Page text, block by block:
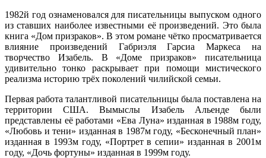
1982й год ознаменовался для писательницы выпуском одного
из ставших наиболее известными её произведений. Это была
книга «Дом призраков». В этом романе чётко просматривается
влияние произведений Габриэля Гарсиа Маркеса на
творчество Изабель. В «Доме призраков» писательница
удивительно тонко раскрывает при помощи мистического
реализма историю трёх поколений чилийской семьи.
Первая работа талантливой писательницы была поставлена на
территории США. Вымыслы Изабель Альенде были
представлены её работами «Ева Луна» изданная в 1988м году,
«Любовь и тени» изданная в 1987м году, «Бесконечный план»
изданная в 1993м году, «Портрет в сепии» изданная в 2001м
году, «Дочь фортуны» изданная в 1999м году.